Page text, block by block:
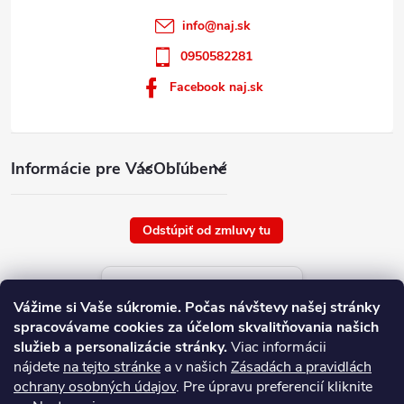
Vážime si Vaše súkromie. Počas návštevy našej stránky
spracovávame cookies za účelom skvalitňovania našich
služieb a personalizácie stránky.Viac informácii
nájdete na tejto stránke a v našich Zásadách a pravidlách
ochrany osobných údajov. Pre úpravu preferencií kliknite
Informácie pre VásObľúbené
info@naj.sk
0950582281
Facebook naj.sk
Odstúpiť od zmluvy tu
Aktuálne ceny tovaru
platné od : 7/8/2026